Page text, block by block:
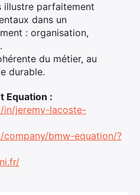
illustre parfaitement
dans un
: organisation,
du métier, au
durable.
Equation :
in/jeremy-lacoste-
bmw-equation/?